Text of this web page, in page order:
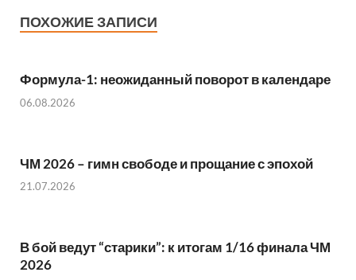
o
k
A
p
а
и
ПОХОЖИЕ ЗАПИСИ
Формула-1: неожиданный поворот в календаре
06.08.2026
ЧМ 2026 – гимн свободе и прощание с эпохой
21.07.2026
В бой ведут “старики”: к итогам 1/16 финала ЧМ
2026